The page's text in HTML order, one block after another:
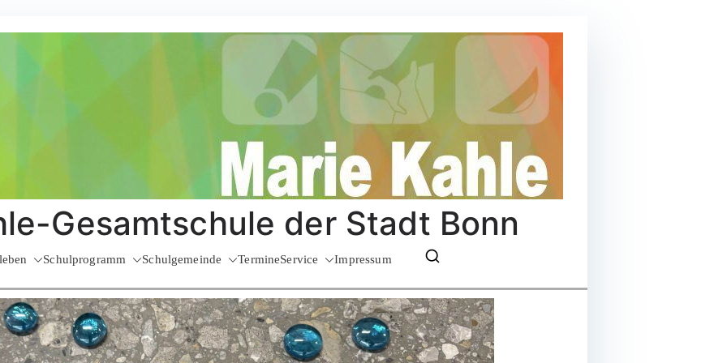
Gesamtschule der Stadt Bonn
Schulprogramm Schulgemeinde TermineService Impressum